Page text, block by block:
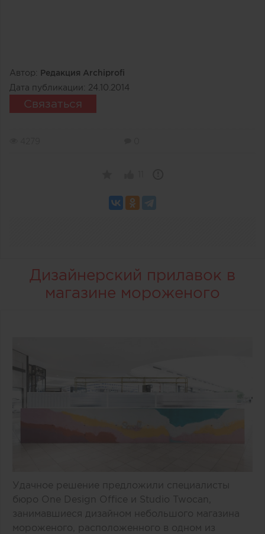
Автор: Редакция Archiprofi
Дата публикации: 24.10.2014
Связаться
Дизайнерский прилавок в
магазине мороженого
Удачное решение предложили специалисты
бюро One Design Office и Studio Twocan,
занимавшиеся дизайном небольшого магазина
мороженого, расположенного в одном из